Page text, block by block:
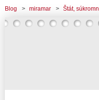
Najčítanejšie články
Najkomentovanejšie články
Blog > miramar > Štát,